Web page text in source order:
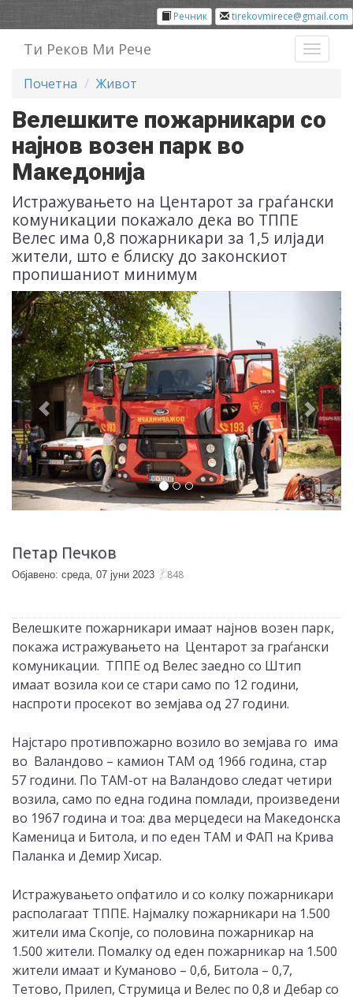
tirekovmirece@gmail.com
Речник
Toggle
Ти Реков Ми Рече
Почетна Живот
Велешките пожарникари со
најнов возен парк во
Македонија
Истражувањето на Центарот за граѓански
комуникации покажало дека во TППЕ
Велес има 0,8 пожарникари за 1,5 илјади
жители, што е блиску до законскиот
пропишаниот минимум
Петар Печков
Објавено: среда, 07 јуни 2023 848
Велешките пожарникари имаат најнов возен парк,
покажа истражувањето на Центарот за граѓански
комуникации. ТППЕ од Велес заедно со Штип
имаат возила кои се стари само по 12 години,
наспроти просекот во земјава од 27 години.
Најстаро противпожарно возило во земјава го има
во Валандово – камион ТАМ од 1966 година, стар
57 години. По ТАМ-от на Валандово следат четири
возила, само по една година помлади, произведени
во 1967 година и тоа: два мерцедеси на Македонска
Каменица и Битола, и по еден ТАМ и ФАП на Крива
Паланка и Демир Хисар.
Истражувањето опфатило и со колку пожарникари
располагаат ТППЕ. Најмалку пожарникари на 1.500
жители има Скопје, со половина пожарникар на
1.500 жители. Помалку од еден пожарникар на 1.500
жители имаат и Куманово – 0,6, Битола – 0,7,
Тетово, Прилеп, Струмица и Велес по 0,8 и Дебар со